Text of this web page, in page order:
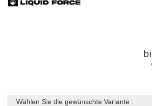
Wählen Sie die gewünschte Variante :